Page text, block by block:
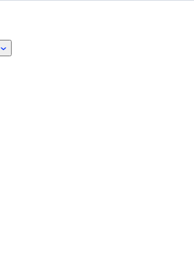
Testet og fungerer